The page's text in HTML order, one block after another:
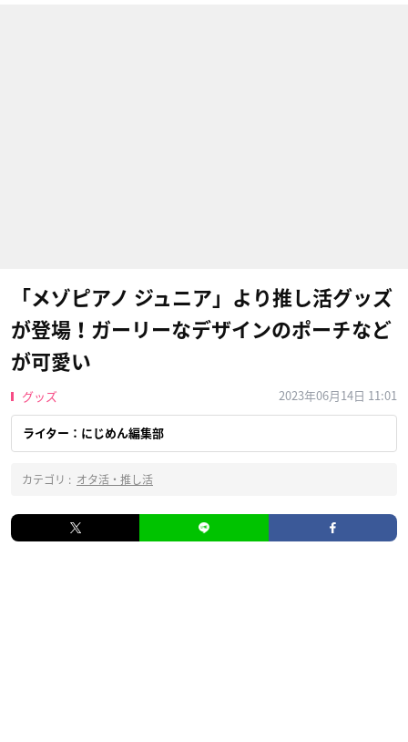
「メゾピアノ ジュニア」より推し活グッズ
が登場！ガーリーなデザインのポーチなど
が可愛い
グッズ 2023年06月14日 11:01
ライター：にじめん編集部
カテゴリ : オタ活・推し活